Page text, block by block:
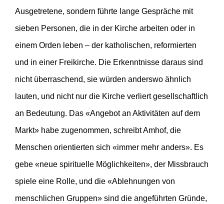
Ausgetretene, sondern führte lange Gespräche mit
sieben Personen, die in der Kirche arbeiten oder in
einem Orden leben – der katholischen, reformierten
und in einer Freikirche. Die Erkenntnisse daraus sind
nicht überraschend, sie würden anderswo ähnlich
lauten, und nicht nur die Kirche verliert gesellschaftlich
an Bedeutung. Das «Angebot an Aktivitäten auf dem
Markt» habe zugenommen, schreibt Amhof, die
Menschen orientierten sich «immer mehr anders». Es
gebe «neue spirituelle Möglichkeiten», der Missbrauch
spiele eine Rolle, und die «Ablehnungen von
menschlichen Gruppen» sind die angeführten Gründe,